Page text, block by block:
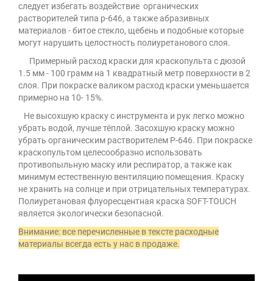
следует избегать воздействие органических
растворителей типа р-646, а также абразивных
материалов - битое стекло, щебень и подобные которые
могут нарушить целостность полиуретанового слоя.
Примерный расход краски для краскопульта с дюзой
1.5 мм - 100 грамм на 1 квадратный метр поверхности в 2
слоя. При покраске валиком расход краски уменьшается
примерно на 10- 15%.
Не высохшую краску с инструмента и рук легко можно
убрать водой, лучше тёплой. Засохшую краску можно
убрать органическим растворителем Р-646. При покраске
краскопультом целесообразно использовать
противопыльную маску или респиратор, а также как
минимум естественную вентиляцию помещения. Краску
не хранить на солнце и при отрицательных температурах.
Полиуретановая флуоресцентная краска SOFT-ТOUCH
является экологически безопасной.
Внимание: все перечисленные в тексте расходные
материалы всегда есть у нас в продаже.